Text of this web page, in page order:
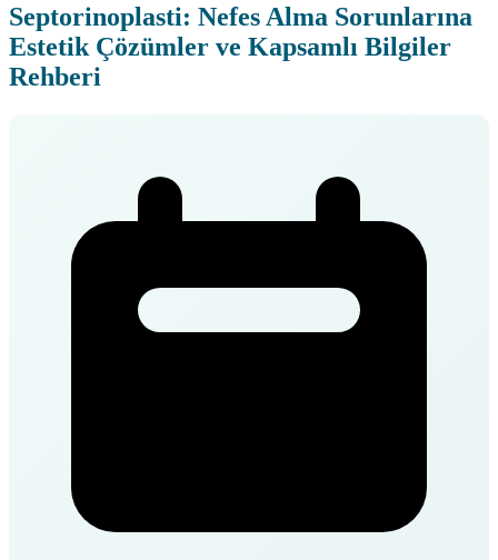
Septorinoplasti: Nefes Alma Sorunlarına
Estetik Çözümler ve Kapsamlı Bilgiler
Rehberi